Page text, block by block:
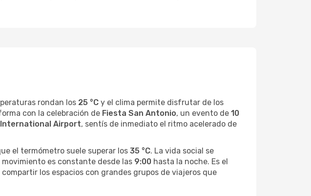
rondan los 25 °C y el clima permite disfrutar de los
con la celebración de Fiesta San Antonio, un evento de 10
Airport, sentís de inmediato el ritmo acelerado de
el termómetro suele superar los 35 °C. La vida social se
es constante desde las 9:00 hasta la noche. Es el
los espacios con grandes grupos de viajeros que